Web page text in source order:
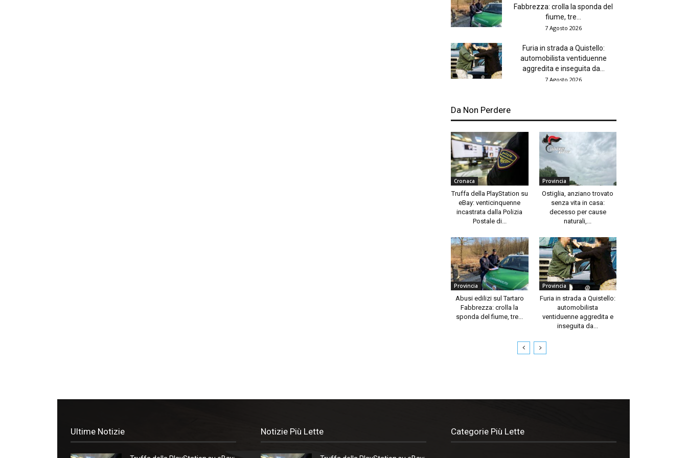
Fabbrezza: crolla la sponda del
fiume, tre...
7 Agosto 2026
Furia in strada a Quistello:
automobilista ventiduenne
aggredita e inseguita da...
7 Agosto 2026
Da Non Perdere
Cronaca
Truffa della PlayStation su
eBay: venticinquenne
incastrata dalla Polizia
Postale di...
Provincia
Ostiglia, anziano trovato
senza vita in casa:
decesso per cause
naturali,...
Provincia
Abusi edilizi sul Tartaro
Fabbrezza: crolla la
sponda del fiume, tre...
Provincia
Furia in strada a Quistello:
automobilista
ventiduenne aggredita e
inseguita da...
Ultime Notizie Notizie Più Lette Categorie Più Lette